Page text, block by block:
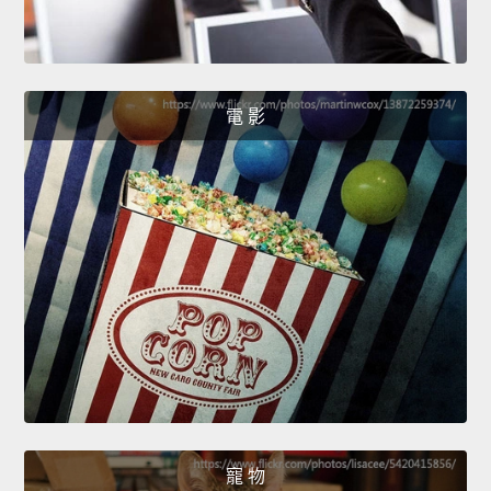
電 影
寵 物